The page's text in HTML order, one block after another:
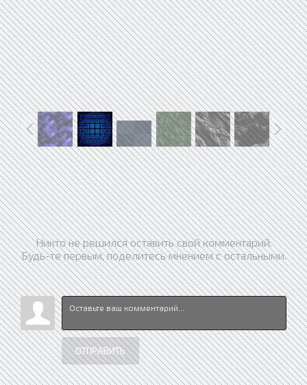
Никто не решился оставить свой комментарий.
Будь-те первым, поделитесь мнением с остальными.
ОТПРАВИТЬ